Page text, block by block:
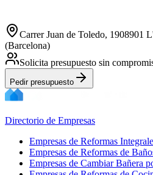
Carrer Juan de Toledo, 1908901
(Barcelona)
Solicita presupuesto sin
Pedir presupuesto
Directorio de Empresas
Empresas de Reformas
Empresas de Reformas de
Empresas de Cambiar Bañera